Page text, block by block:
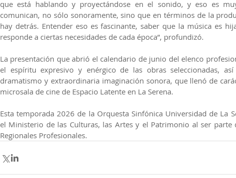
que está hablando y proyectándose en el sonido, y eso es
comunican, no sólo sonoramente, sino que en términos de la
hay detrás. Entender eso es fascinante, saber que la música es
responde a ciertas necesidades de cada época”, profundizó.
La presentación que abrió el calendario de junio del elenco
el espíritu expresivo y enérgico de las obras seleccionadas,
dramatismo y extraordinaria imaginación sonora, que llenó de
microsala de cine de Espacio Latente en La Serena.
Esta temporada 2026 de la Orquesta Sinfónica Universidad de La
el Ministerio de las Culturas, las Artes y el Patrimonio al ser parte
Regionales Profesionales.